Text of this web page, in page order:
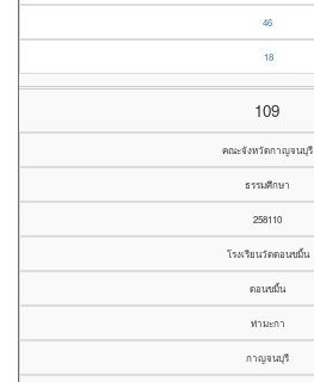
46
18
109
คณะจังหวัดกาญจนบุรี
ธรรมศึกษา
258110
โรงเรียนวัดดอนขมิ้น
ดอนขมิ้น
ท่ามะกา
กาญจนบุรี